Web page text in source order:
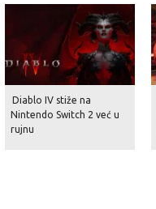
Diablo IV stiže na
Nintendo Switch 2 već u
rujnu